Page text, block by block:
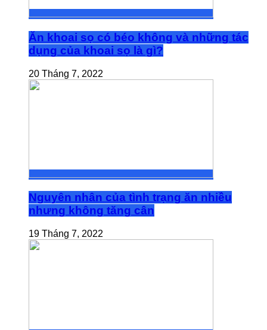
Ăn khoai sọ có béo không và những tác
dụng của khoai sọ là gì?
20 Tháng 7, 2022
Nguyên nhân của tình trạng ăn nhiều
nhưng không tăng cân
19 Tháng 7, 2022